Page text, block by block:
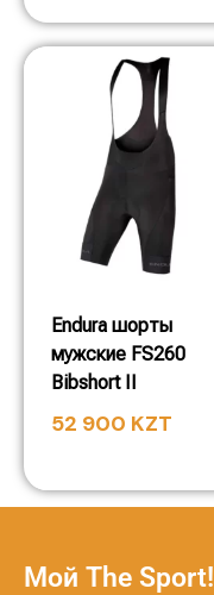
Endura шорты
мужские FS260
Bibshort II
52 900 KZT
Мой The Sport!